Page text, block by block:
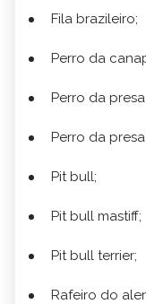
Fila brazileiro;
Perro da
Perro da
Perro da
Pit bull;
Pit bull mastiff;
Pit bull terrier;
Rafeiro do